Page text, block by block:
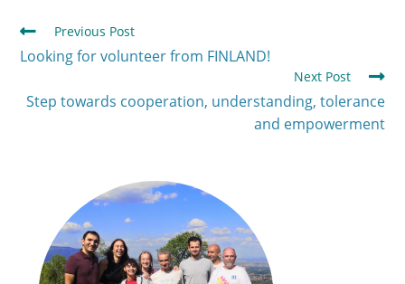
Previous Post
Looking for volunteer from FINLAND!
Next Post
Step towards cooperation, understanding, tolerance
and empowerment